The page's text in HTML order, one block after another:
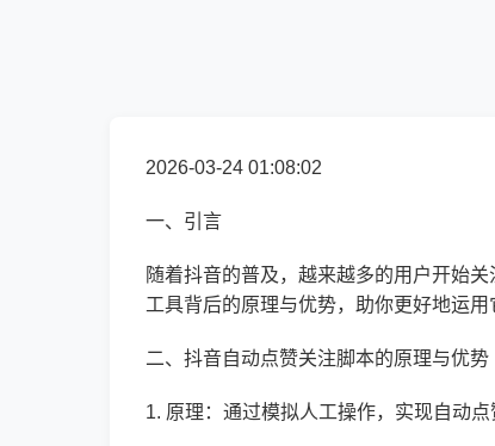
2026-03-24 01:08:02
一、引言
随着抖音的普及，越来越多的用户开始
工具背后的原理与优势，助你更好地运用
二、抖音自动点赞关注脚本的原理与优势
1. 原理：通过模拟人工操作，实现自动点